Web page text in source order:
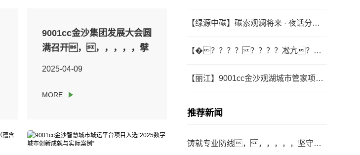
9001cc金沙集团发展大会圆
满召开，，，，，，擘
2025-04-09
【绿源中碳】碳索观澜将来 · 夜话分类
【�？ ？？？？？？？凇亢？
环卫作业车交代典礼
【丽江】9001cc金沙观湖城市管家项目
推荐新闻
铸就专业防线，，，，，，坚守职